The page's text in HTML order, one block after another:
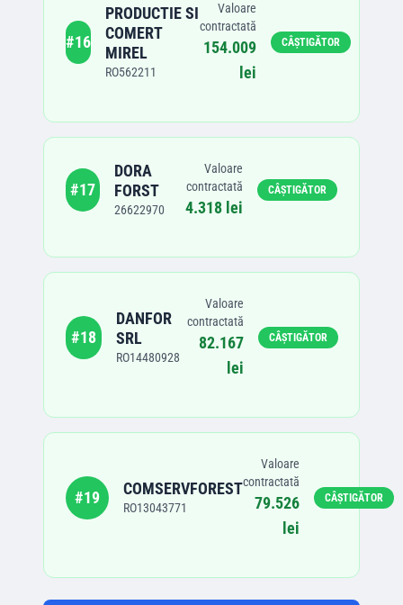
#16
PRODUCTIE SI
COMERT
MIREL
RO562211
Valoare
contractată
154.009
lei
CÂȘTIGĂTOR
#17
DORA
FORST
26622970
Valoare
contractată
4.318 lei
CÂȘTIGĂTOR
#18
DANFOR
SRL
RO14480928
Valoare
contractată
82.167
lei
CÂȘTIGĂTOR
#19 COMSERVFOREST
RO13043771
Valoare
contractată
79.526
lei
CÂȘTIGĂTOR